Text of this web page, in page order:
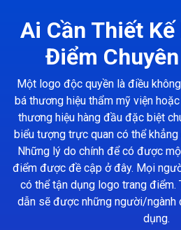
Ai Cần Thiết
Điểm
Một logo độc quyền là điều
bá thương hiệu thẩm mỹ viện
thương hiệu hàng đầu đặc biệt
biểu tượng trực quan có thể
Những lý do chính để có được
điểm được đề cập ở đây. Mọi
có thể tận dụng logo trang điểm.
dẫn sẽ được những người/ngành
dụng.